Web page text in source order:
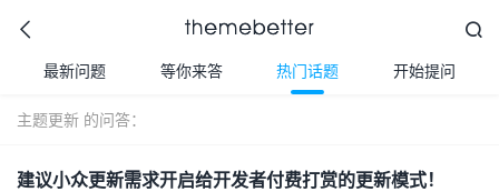

值得信任的WordPress
 
最新问题 等你来答 热门话题 开始提问
主题更新 的问答：
建议小众更新需求开启给开发者付费打赏的更新模式！